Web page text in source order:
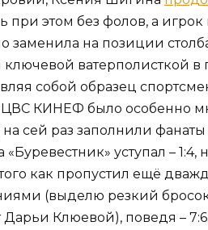
при этом без фолов, а
заменила на позиции
ключевой ватерполисткой
собой образец
ЦВС КИНЕФ было особенно
на сей раз заполнили
уступал –
как пропустил ещё
(выделю резкий
Дарьи Клюевой), поведя –